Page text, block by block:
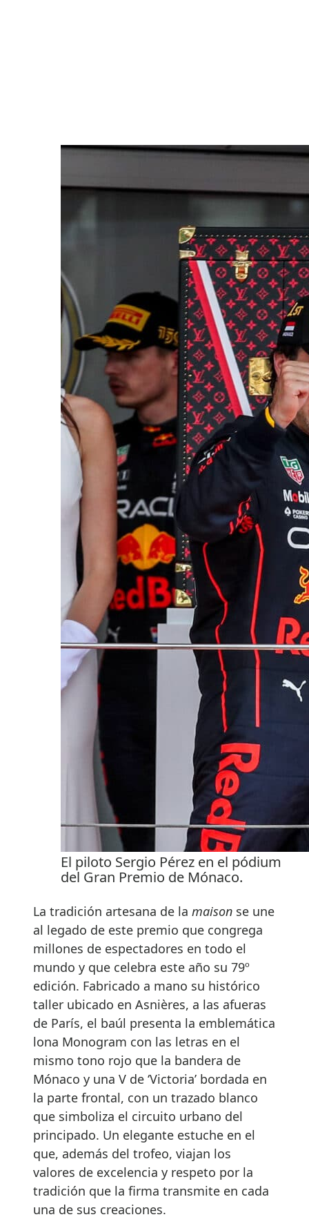
El piloto Sergio Pérez en el pódium
del Gran Premio de Mónaco.
La tradición artesana de la maison se une
al legado de este premio que congrega
millones de espectadores en todo el
mundo y que celebra este año su 79º
edición. Fabricado a mano su histórico
taller ubicado en Asnières, a las afueras
de París, el baúl presenta la emblemática
lona Monogram con las letras en el
mismo tono rojo que la bandera de
Mónaco y una V de ‘Victoria’ bordada en
la parte frontal, con un trazado blanco
que simboliza el circuito urbano del
principado. Un elegante estuche en el
que, además del trofeo, viajan los
valores de excelencia y respeto por la
tradición que la firma transmite en cada
una de sus creaciones.